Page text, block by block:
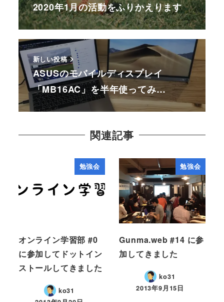
2020年1月の活動をふりかえります
新しい投稿
ASUSのモバイルディスプレイ
「MB16AC」を半年使ってみ…
関連記事
勉強会
オンライン学習部 #0
に参加してドットイン
ストールしてきました
ko31
勉強会
Gunma.web #14 に参
加してきました
ko31
2013年9月15日